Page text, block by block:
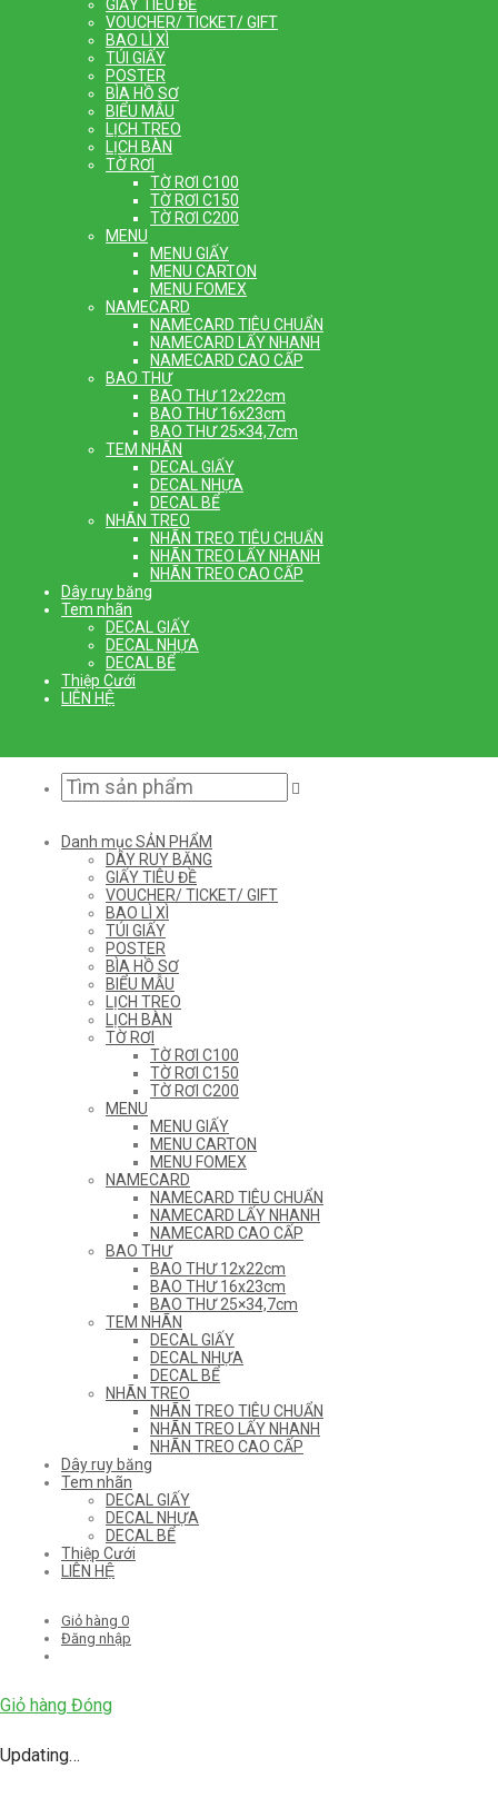
GIẤY TIÊU ĐỀ
VOUCHER/ TICKET/ GIFT
BAO LÌ XÌ
TÚI GIẤY
POSTER
BÌA HỒ SƠ
BIỂU MẪU
LỊCH TREO
LỊCH BÀN
TỜ RƠI
TỜ RƠI C100
TỜ RƠI C150
TỜ RƠI C200
MENU
MENU GIẤY
MENU CARTON
MENU FOMEX
NAMECARD
NAMECARD TIÊU CHUẨN
NAMECARD LẤY NHANH
NAMECARD CAO CẤP
BAO THƯ
BAO THƯ 12x22cm
BAO THƯ 16x23cm
BAO THƯ 25×34,7cm
TEM NHÃN
DECAL GIẤY
DECAL NHỰA
DECAL BỂ
NHÃN TREO
NHÃN TREO TIÊU CHUẨN
NHÃN TREO LẤY NHANH
NHÃN TREO CAO CẤP
Dây ruy băng
Tem nhãn
DECAL GIẤY
DECAL NHỰA
DECAL BỂ
Thiệp Cưới
LIÊN HỆ
Danh mục SẢN PHẨM
DÂY RUY BĂNG
GIẤY TIÊU ĐỀ
VOUCHER/ TICKET/ GIFT
BAO LÌ XÌ
TÚI GIẤY
POSTER
BÌA HỒ SƠ
BIỂU MẪU
LỊCH TREO
LỊCH BÀN
TỜ RƠI
TỜ RƠI C100
TỜ RƠI C150
TỜ RƠI C200
MENU
MENU GIẤY
MENU CARTON
MENU FOMEX
NAMECARD
NAMECARD TIÊU CHUẨN
NAMECARD LẤY NHANH
NAMECARD CAO CẤP
BAO THƯ
BAO THƯ 12x22cm
BAO THƯ 16x23cm
BAO THƯ 25×34,7cm
TEM NHÃN
DECAL GIẤY
DECAL NHỰA
DECAL BỂ
NHÃN TREO
NHÃN TREO TIÊU CHUẨN
NHÃN TREO LẤY NHANH
NHÃN TREO CAO CẤP
Dây ruy băng
Tem nhãn
DECAL GIẤY
DECAL NHỰA
DECAL BỂ
Thiệp Cưới
LIÊN HỆ
Giỏ hàng 0
Đăng nhập
Giỏ hàng Đóng
Updating…